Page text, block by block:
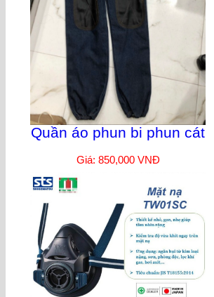
Quần áo phun bi phun cát
Giá: 850,000 VNĐ